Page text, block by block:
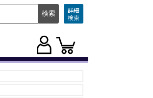
詳細
検索